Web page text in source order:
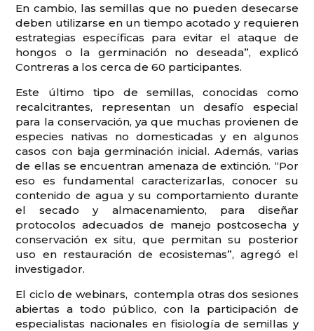
En cambio, las semillas que no pueden desecarse
deben utilizarse en un tiempo acotado y requieren
estrategias específicas para evitar el ataque de
hongos o la germinación no deseada”, explicó
Contreras a los cerca de 60 participantes.
Este último tipo de semillas, conocidas como
recalcitrantes, representan un desafío especial
para la conservación, ya que muchas provienen de
especies nativas no domesticadas y en algunos
casos con baja germinación inicial. Además, varias
de ellas se encuentran amenaza de extinción. “Por
eso es fundamental caracterizarlas, conocer su
contenido de agua y su comportamiento durante
el secado y almacenamiento, para diseñar
protocolos adecuados de manejo postcosecha y
conservación ex situ, que permitan su posterior
uso en restauración de ecosistemas”, agregó el
investigador.
El ciclo de webinars, contempla otras dos sesiones
abiertas a todo público, con la participación de
especialistas nacionales en fisiología de semillas y